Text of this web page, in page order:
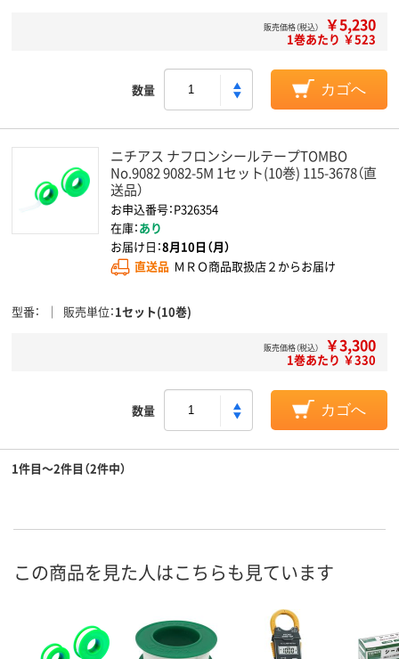
販売価格（税込） ￥5,230
1巻あたり ￥523
数量 カゴへ
ニチアス ナフロンシールテープTOMBO
No.9082 9082-5M 1セット(10巻) 115-3678（直
送品）
お申込番号：P326354
在庫：あり
お届け日：8月10日（月）
直送品 ＭＲＯ商品取扱店２からお届け
型番 販売単位 1セット(10巻)
販売価格（税込） ￥3,300
1巻あたり ￥330
数量 カゴへ
1件目～2件目（2件中）
この商品を見た人はこちらも見ています